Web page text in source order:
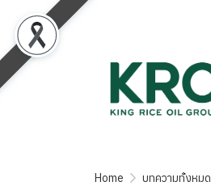
Home บทความทั้งหมด